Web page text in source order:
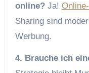
online?Ja!
Sharing sind
Werbung.
4. Brauche ich